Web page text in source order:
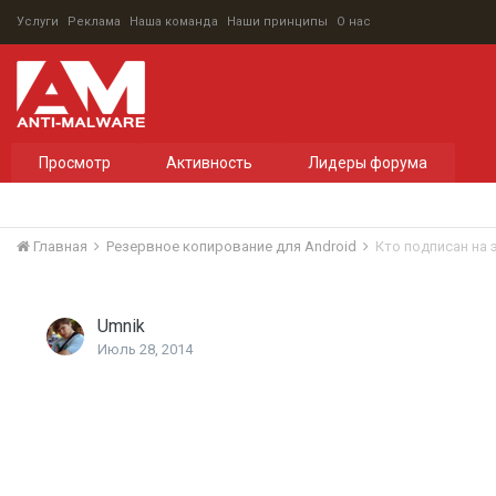
Услуги Реклама Наша команда Наши принципы О нас
Просмотр Активность Лидеры форума
Главная Резервное копирование для Android Кто подписан на
Umnik
Июль 28, 2014